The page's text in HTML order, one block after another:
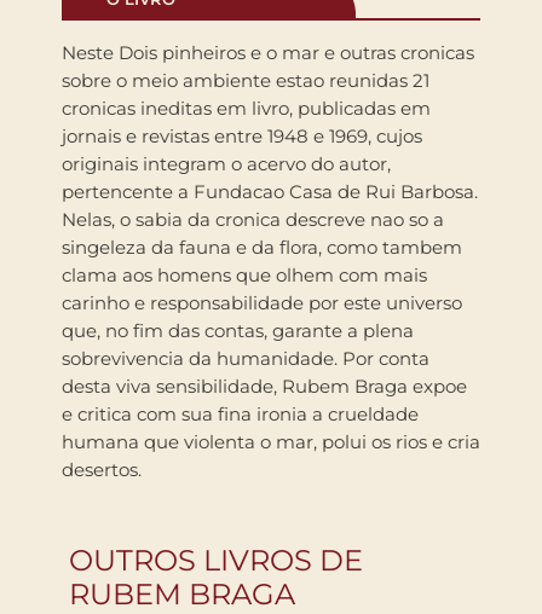
Neste Dois pinheiros e o mar e outras cronicas
sobre o meio ambiente estao reunidas 21
cronicas ineditas em livro, publicadas em
jornais e revistas entre 1948 e 1969, cujos
originais integram o acervo do autor,
pertencente a Fundacao Casa de Rui Barbosa.
Nelas, o sabia da cronica descreve nao so a
singeleza da fauna e da flora, como tambem
clama aos homens que olhem com mais
carinho e responsabilidade por este universo
que, no fim das contas, garante a plena
sobrevivencia da humanidade. Por conta
desta viva sensibilidade, Rubem Braga expoe
e critica com sua fina ironia a crueldade
humana que violenta o mar, polui os rios e cria
desertos.
OUTROS LIVROS DE
RUBEM BRAGA